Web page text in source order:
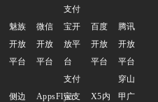
魅族
开放
平台
微信
开放
平台
支付
宝开
放平
台
百度
开放
平台
腾讯
开放
平台
侧边
AppsFlyer
支付
宝支
X5内
穿山
甲广